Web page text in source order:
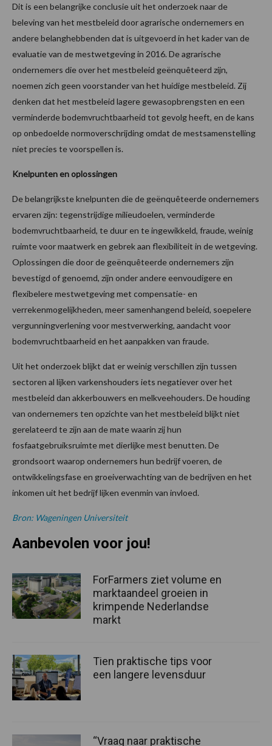
Dit is een belangrijke conclusie uit het onderzoek naar de
beleving van het mestbeleid door agrarische ondernemers en
andere belanghebbenden dat is uitgevoerd in het kader van de
evaluatie van de mestwetgeving in 2016. De agrarische
ondernemers die over het mestbeleid geënquêteerd zijn,
noemen zich geen voorstander van het huidige mestbeleid. Zij
denken dat het mestbeleid lagere gewasopbrengsten en een
verminderde bodemvruchtbaarheid tot gevolg heeft, en de kans
op onbedoelde normoverschrijding omdat de mestsamenstelling
niet precies te voorspellen is.
Knelpunten en oplossingen
De belangrijkste knelpunten die de geënquêteerde ondernemers
ervaren zijn: tegenstrijdige milieudoelen, verminderde
bodemvruchtbaarheid, te duur en te ingewikkeld, fraude, weinig
ruimte voor maatwerk en gebrek aan flexibiliteit in de wetgeving.
Oplossingen die door de geënquêteerde ondernemers zijn
bevestigd of genoemd, zijn onder andere eenvoudigere en
flexibelere mestwetgeving met compensatie- en
verrekenmogelijkheden, meer samenhangend beleid, soepelere
vergunningverlening voor mestverwerking, aandacht voor
bodemvruchtbaarheid en het aanpakken van fraude.
Uit het onderzoek blijkt dat er weinig verschillen zijn tussen
sectoren al lijken varkenshouders iets negatiever over het
mestbeleid dan akkerbouwers en melkveehouders. De houding
van ondernemers ten opzichte van het mestbeleid blijkt niet
gerelateerd te zijn aan de mate waarin zij hun
fosfaatgebruiksruimte met dierlijke mest benutten. De
grondsoort waarop ondernemers hun bedrijf voeren, de
ontwikkelingsfase en groeiverwachting van de bedrijven en het
inkomen uit het bedrijf lijken evenmin van invloed.
Bron: Wageningen Universiteit
Aanbevolen voor jou!
ForFarmers ziet volume en
marktaandeel groeien in
krimpende Nederlandse
markt
Tien praktische tips voor
een langere levensduur
“Vraag naar praktische